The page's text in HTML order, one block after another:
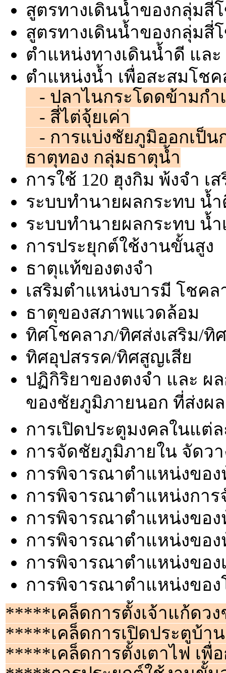
สูตรทางเดินน้ำของกลุ่มสี่
สูตรทางเดินน้ำของกลุ่มสี่
ตำแหน่งทางเดินน้ำดี แล
ตำแหน่งน้ำ เพื่อสะสมโชค
- ปลาไนกระโดดข้ามกำ
- สี่ไต่จุ้ยเค่า
- การแบ่งชัยภูมิออกเป็
ธาตุทอง กลุ่มธาตุน้ำ
การใช้ 120 ฮุงกิม พ้งจำ เ
ระบบทำนายผลกระทบ น้ำ
ระบบทำนายผลกระทบ น้ำ
การประยุกต์ใช้งานขั้นสูง
ธาตุแท้ของตงจำ
เสริมตำแหน่งบารมี โชคล
ธาตุของสภาพแวดล้อม
ทิศโชคลาภ/ทิศส่งเสริม/ทิ
ทิศอุปสรรค/ทิศสูญเสีย
ปฏิกิริยาของตงจำ และ ผ
ของชัยภูมิภายนอก ที่ส่งผ
การเปิดประตูมงคลในแต่
การจัดชัยภูมิภายใน จัดว
การพิจารณาตำแหน่งของ
การพิจารณาตำแหน่งการ
การพิจารณาตำแหน่งของ
การพิจารณาตำแหน่งขอ
การพิจารณาตำแหน่งของ
การพิจารณาตำแหน่งของ
*****เคล็ดการตั้งเจ้าแก้ดว
*****เคล็ดการเปิดประตูบ้า
*****เคล็ดการตั้งเตาไฟ เ